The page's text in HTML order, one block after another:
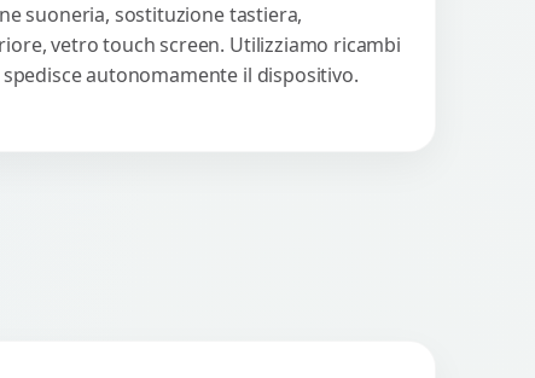
suoneria, sostituzione tastiera,
vetro touch screen. Utilizziamo ricambi
autonomamente il dispositivo.